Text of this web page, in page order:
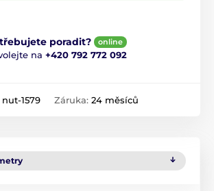
poradit? online
na +420 792 772 092
nut-1579 Záruka: 24 měsíců